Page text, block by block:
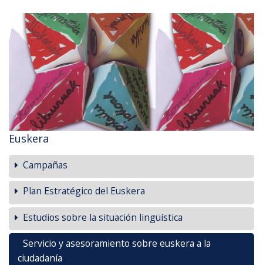
Euskera
Campañas
Plan Estratégico del Euskera
Estudios sobre la situación lingüística
Servicio y asesoramiento sobre euskera a la
ciudadanía